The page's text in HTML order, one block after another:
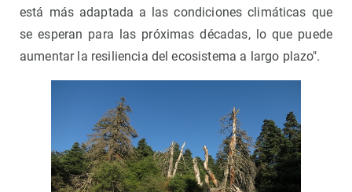
está más adaptada a las condiciones climáticas que
se esperan para las próximas décadas, lo que puede
aumentar la resiliencia del ecosistema a largo plazo".